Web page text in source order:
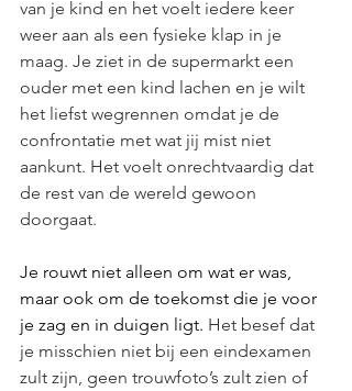
van je kind en het voelt iedere keer
weer aan als een fysieke klap in je
maag. Je ziet in de supermarkt een
ouder met een kind lachen en je wilt
het liefst wegrennen omdat je de
confrontatie met wat jij mist niet
aankunt. Het voelt onrechtvaardig dat
de rest van de wereld gewoon
doorgaat.
Je rouwt niet alleen om wat er was,
maar ook om de toekomst die je voor
je zag en in duigen ligt. Het besef dat
je misschien niet bij een eindexamen
zult zijn, geen trouwfoto’s zult zien of